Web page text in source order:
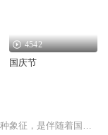
4542
国庆节